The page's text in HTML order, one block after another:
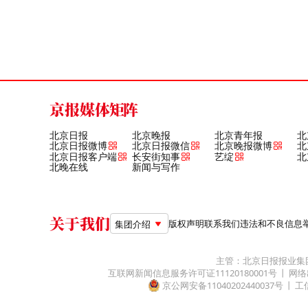
京报媒体矩阵
北京日报 北京晚报 北京青年报
北京日报微博 北京日报微信 北京晚报微博
北京日报客户端
长安街知事 艺绽
北晚在线 新闻与写作
关于我们 集团介绍 版权声明联系我们违法和不良信息
主管：北京日报报业集
互联网新闻信息服务许可证11120180001号
网
京公网安备11040202440037号
工